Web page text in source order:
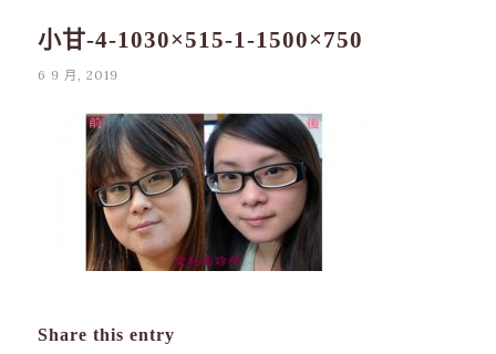
小甘-4-1030×515-1-1500×750
6 9 月, 2019
Share this entry